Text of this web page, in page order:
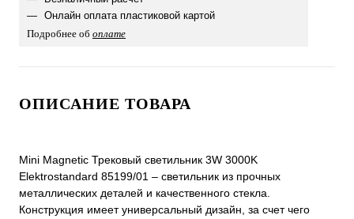
Онлайн оплата пластиковой картой
Подробнее об оплате
ОПИСАНИЕ ТОВАРА
Mini Magnetic Трековый светильник 3W 3000K
Elektrostandard 85199/01 – светильник из прочных
металлических деталей и качественного стекла.
Конструкция имеет универсальный дизайн, за счет чего